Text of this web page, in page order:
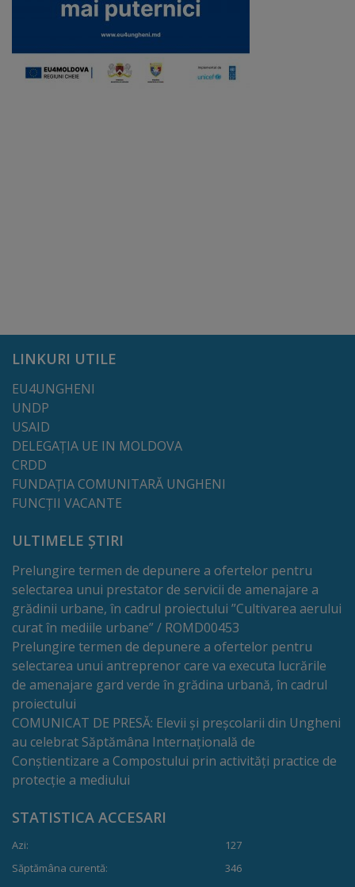
Primar
Viceprimari
Organigrama
calitate
Consiliul
Municipal
Consilieri
Comisii
de
specialitate
Regulamentul
Consiliului
Calitate
și
integritate
Servicii
LINKURI UTILE
EU4UNGHENI
UNDP
USAID
DELEGAȚIA UE IN MOLDOVA
CRDD
FUNDAȚIA COMUNITARĂ UNGHENI
FUNCȚII VACANTE
ULTIMELE ȘTIRI
Prelungire termen de depunere a ofertelor pentru
selectarea unui prestator de servicii de amenajare a
grădinii urbane, în cadrul proiectului ”Cultivarea aerului
curat în mediile urbane” / ROMD00453
Prelungire termen de depunere a ofertelor pentru
selectarea unui antreprenor care va executa lucrările
de amenajare gard verde în grădina urbană, în cadrul
proiectului
COMUNICAT DE PRESĂ: Elevii și preșcolarii din Ungheni
au celebrat Săptămâna Internațională de
Conștientizare a Compostului prin activități practice de
protecție a mediului
STATISTICA ACCESARI
Azi:
127
Săptămâna curentă:
346